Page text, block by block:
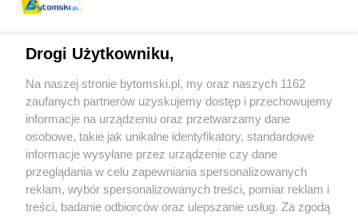
Wydawca mediów lokalnych
Nie zapomnij
zapoznać się z:
polityką prywatności regulamin korzystania z portali
Drogi Użytkowniku,
Na naszej stronie bytomski.pl, my oraz naszych 1162
zaufanych partnerów uzyskujemy dostęp i przechowujemy
informacje na urządzeniu oraz przetwarzamy dane
osobowe, takie jak unikalne identyfikatory, standardowe
informacje wysyłane przez urządzenie czy dane
przeglądania w celu zapewniania spersonalizowanych
reklam, wybór spersonalizowanych treści, pomiar reklam i
treści, badanie odbiorców oraz ulepszanie usług. Za zgodą